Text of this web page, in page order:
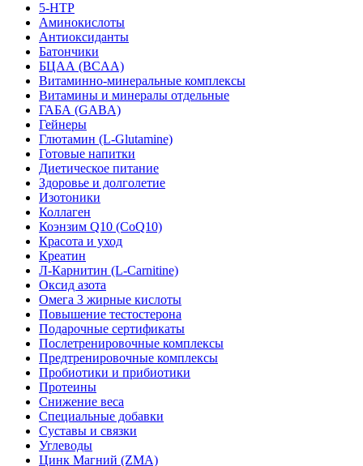
5-HTP
Аминокислоты
Антиоксиданты
Батончики
БЦАА (BCAA)
Витаминно-минеральные комплексы
Витамины и минералы отдельные
ГАБА (GABA)
Гейнеры
Глютамин (L-Glutamine)
Готовые напитки
Диетическое питание
Здоровье и долголетие
Изотоники
Коллаген
Коэнзим Q10 (CoQ10)
Красота и уход
Креатин
Л-Карнитин (L-Сarnitine)
Оксид азота
Омега 3 жирные кислоты
Повышение тестостерона
Подарочные сертификаты
Послетренировочные комплексы
Предтренировочные комплексы
Пробиотики и прибиотики
Протеины
Снижение веса
Специальные добавки
Суставы и связки
Углеводы
Цинк Магний (ZMA)